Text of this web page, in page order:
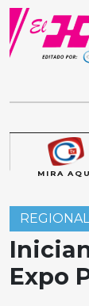
Skip
content
MIRA
Expo